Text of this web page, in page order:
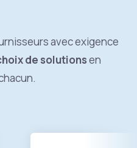
avec exigence
de solutionsen